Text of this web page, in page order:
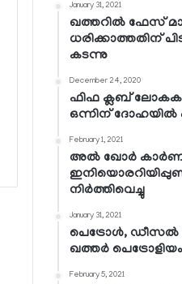
January 31, 2021
ഖത്തറില്‍ ഫേസ്
ധരിക്കാത്തതിന്
കടന്നു
December 24, 2020
ഫിഫ ക്ലബ്
ഒന്നിന് ദോഹയില്‍
February 1, 2021
അല്‍ ഖോര്‍
നിര്‍ത്തിവെച്ചു
January 31, 2021
പെട്രോള്‍, ഡീസല്‍
ഖത്തര്‍ പെട്രോളിയം
February 5, 2021